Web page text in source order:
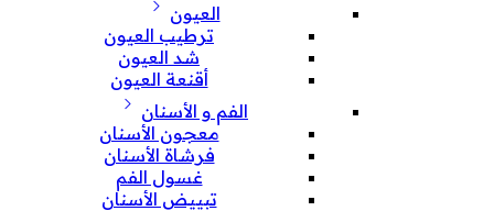
العيون
ترطيب العيون
شد العيون
أقنعة العيون
الفم و الأسنان
معجون الأسنان
فرشاة الأسنان
غسول الفم
تبييض الأسنان